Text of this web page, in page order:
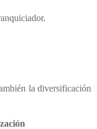
la diversificación